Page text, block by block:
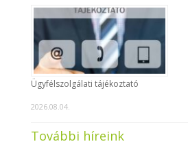
Ügyfélszolgálati tájékoztató
2026.08.04.
További híreink